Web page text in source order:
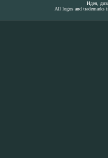
Идея,
All logos and trademarks